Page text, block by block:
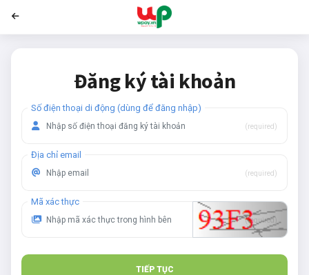
wPay.vn
Đăng ký tài khoản
Số điện thoại di động (dùng để đăng nhập)
(required)
Địa chỉ email
(required)
Mã xác thực
(required)
TIẾP TỤC